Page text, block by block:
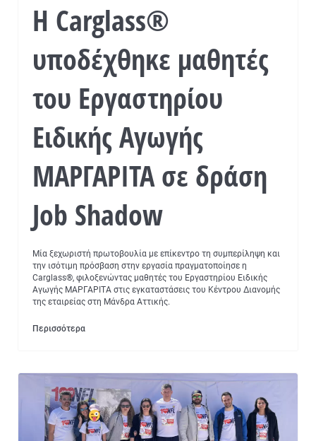
Η Carglass®
υποδέχθηκε μαθητές
του Εργαστηρίου
Ειδικής Αγωγής
ΜΑΡΓΑΡΙΤΑ σε δράση
Job Shadow
Μία ξεχωριστή πρωτοβουλία με επίκεντρο τη συμπερίληψη και
την ισότιμη πρόσβαση στην εργασία πραγματοποίησε η
Carglass®, φιλοξενώντας μαθητές του Εργαστηρίου Ειδικής
Αγωγής ΜΑΡΓΑΡΙΤΑ στις εγκαταστάσεις του Κέντρου Διανομής
της εταιρείας στη Μάνδρα Αττικής.
Περισσότερα